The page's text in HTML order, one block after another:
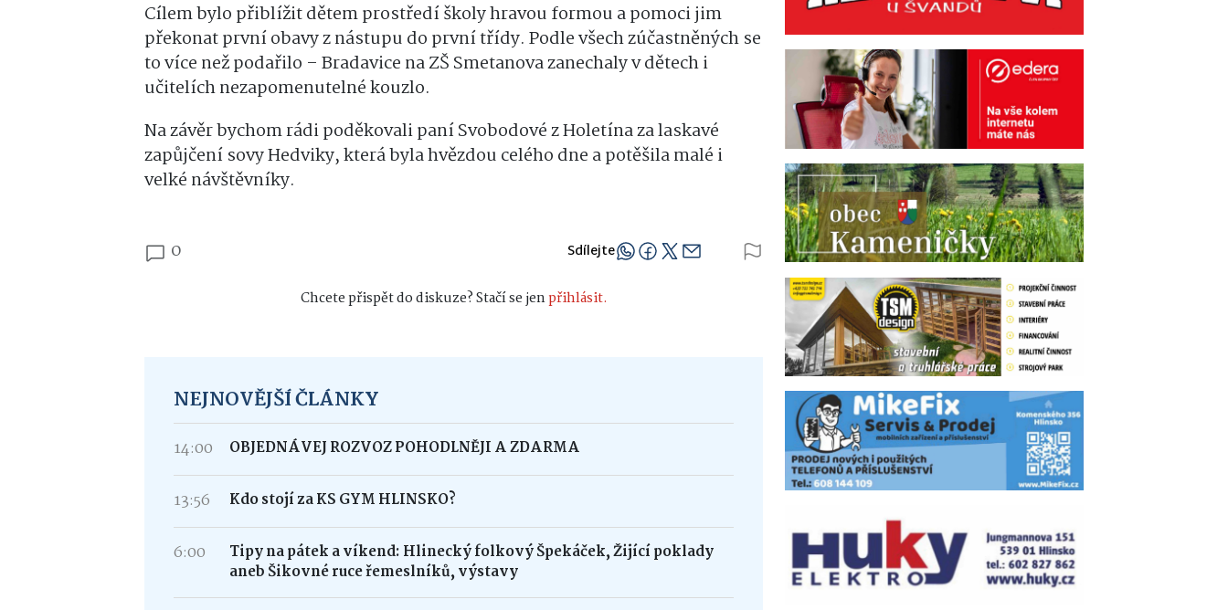
Cílem bylo přiblížit dětem prostředí školy hravou formou a pomoci jim
překonat první obavy z nástupu do první třídy. Podle všech zúčastněných se
to více než podařilo – Bradavice na ZŠ Smetanova zanechaly v dětech i
učitelích nezapomenutelné kouzlo.
Na závěr bychom rádi poděkovali paní Svobodové z Holetína za laskavé
zapůjčení sovy Hedviky, která byla hvězdou celého dne a potěšila malé i
velké návštěvníky.
0 Sdílejte
Chcete přispět do diskuze? Stačí se jenpřihlásit.
NEJNOVĚJŠÍ ČLÁNKY
14:00 OBJEDNÁVEJ ROZVOZ POHODLNĚJI A ZDARMA
13:56 Kdo stojí za KS GYM HLINSKO?
6:00
Tipy na pátek a víkend: Hlinecký folkový Špekáček, Žijící poklady
aneb Šikovné ruce řemeslníků, výstavy